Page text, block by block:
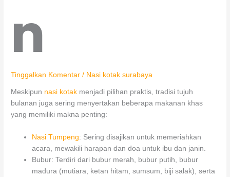
n
Tinggalkan Komentar / Nasi kotak surabaya
Meskipun nasi kotak menjadi pilihan praktis, tradisi tujuh
bulanan juga sering menyertakan beberapa makanan khas
yang memiliki makna penting:
Nasi Tumpeng: Sering disajikan untuk memeriahkan
acara, mewakili harapan dan doa untuk ibu dan janin.
Bubur: Terdiri dari bubur merah, bubur putih, bubur
madura (mutiara, ketan hitam, sumsum, biji salak), serta